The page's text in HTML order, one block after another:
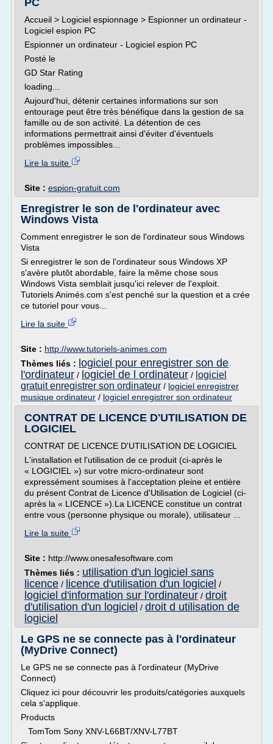
PC
Accueil > Logiciel espionnage > Espionner un ordinateur -
Logiciel espion PC
Espionner un ordinateur - Logiciel espion PC
Posté le
GD Star Rating
loading...
Aujourd'hui, détenir certaines informations sur son
entourage peut être très bénéfique dans la gestion de sa
famille ou de son activité. La détention de ces
informations permettrait ainsi d'éviter d'éventuels
problèmes impossibles...
Lire la suite
Site : espion-gratuit.com
Enregistrer le son de l'ordinateur avec
Windows Vista
Comment enregistrer le son de l'ordinateur sous Windows
Vista
Si enregistrer le son de l'ordinateur sous Windows XP
s'avère plutôt abordable, faire la même chose sous
Windows Vista semblait jusqu'ici relever de l'exploit.
Tutoriels Animés.com s'est penché sur la question et a crée
ce tutoriel pour vous...
Lire la suite
Site : http://www.tutoriels-animes.com
Thèmes liés : logiciel pour enregistrer son de
l'ordinateur / logiciel de l ordinateur / logiciel
gratuit enregistrer son ordinateur / logiciel enregistrer
musique ordinateur / logiciel enregistrer son ordinateur
CONTRAT DE LICENCE D'UTILISATION DE
LOGICIEL
CONTRAT DE LICENCE D'UTILISATION DE LOGICIEL
L'installation et l'utilisation de ce produit (ci-après le
« LOGICIEL ») sur votre micro-ordinateur sont
expressément soumises à l'acceptation pleine et entière
du présent Contrat de Licence d'Utilisation de Logiciel (ci-
après la « LICENCE »).La LICENCE constitue un contrat
entre vous (personne physique ou morale), utilisateur ...
Lire la suite
Site : http://www.onesafesoftware.com
Thèmes liés : utilisation d'un logiciel sans
licence / licence d'utilisation d'un logiciel /
logiciel d'information sur l'ordinateur / droit
d'utilisation d'un logiciel / droit d utilisation de
logiciel
Le GPS ne se connecte pas à l'ordinateur
(MyDrive Connect)
Le GPS ne se connecte pas à l'ordinateur (MyDrive
Connect)
Cliquez ici pour découvrir les produits/catégories auxquels
cela s'applique.
Products
TomTom Sony XNV-L66BT/XNV-L77BT